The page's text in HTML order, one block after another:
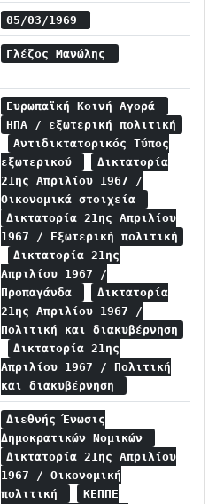
05/03/1969
Γλέζος Μανώλης
Ευρωπαϊκή Κοινή Αγορά
ΗΠΑ / εξωτερική πολιτική
Αντιδικτατορικός Τύπος
εξωτερικού
Δικτατορία
21ης Απριλίου 1967 /
Οικονομικά στοιχεία
Δικτατορία 21ης Απριλίου
1967 / Εξωτερική πολιτική
Δικτατορία 21ης
Απριλίου 1967 /
Προπαγάνδα
Δικτατορία
21ης Απριλίου 1967 /
Πολιτική και διακυβέρνηση
Δικτατορία 21ης
Απριλίου 1967 / Πολιτική
και διακυβέρνηση
Διεθνής Ένωσις
Δημοκρατικών Νομικών
Δικτατορία 21ης Απριλίου
1967 / Οικονομική
πολιτική
ΚΕΠΠΕ